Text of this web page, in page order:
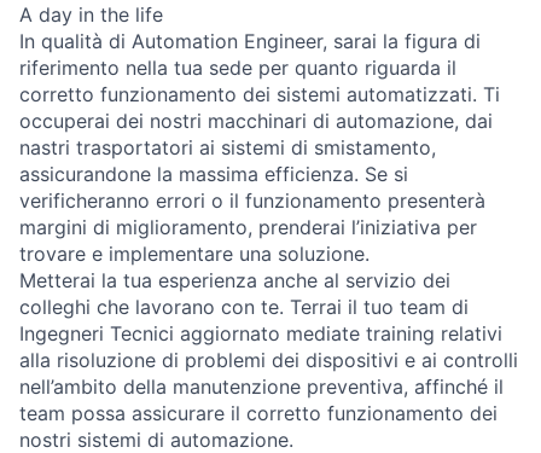
A day in the life
In qualità di Automation Engineer, sarai la figura di
riferimento nella tua sede per quanto riguarda il
corretto funzionamento dei sistemi automatizzati. Ti
occuperai dei nostri macchinari di automazione, dai
nastri trasportatori ai sistemi di smistamento,
assicurandone la massima efficienza. Se si
verificheranno errori o il funzionamento presenterà
margini di miglioramento, prenderai l’iniziativa per
trovare e implementare una soluzione.
Metterai la tua esperienza anche al servizio dei
colleghi che lavorano con te. Terrai il tuo team di
Ingegneri Tecnici aggiornato mediate training relativi
alla risoluzione di problemi dei dispositivi e ai controlli
nell’ambito della manutenzione preventiva, affinché il
team possa assicurare il corretto funzionamento dei
nostri sistemi di automazione.